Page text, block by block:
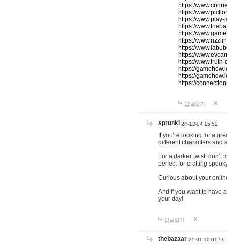
https://
https://
https://
https://
https://
https://
https://
https://
https://
https://
https://
https://
답글달기
sprunki 24-12-04 15:52
If you’re looking for a
different characters and
For a darker twist, don’t
perfect for crafting
Curious about your
And if you want to have
your day!
답글달기
thebazaar 25-01-10 01:59